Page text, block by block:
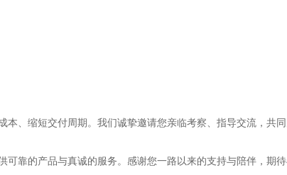
缩短交付周期。我们诚挚邀请您亲临考察、指导交流，共
的产品与真诚的服务。感谢您一路以来的支持与陪伴，期待